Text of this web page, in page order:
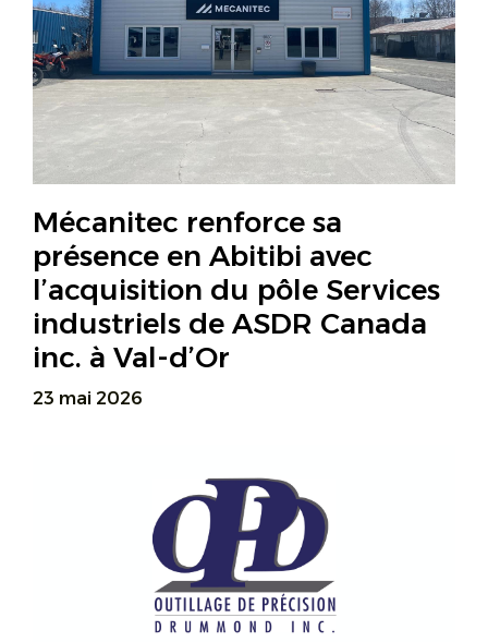
Mécanitec renforce sa
présence en Abitibi avec
l’acquisition du pôle Services
industriels de ASDR Canada
inc. à Val-d’Or
23 mai 2026